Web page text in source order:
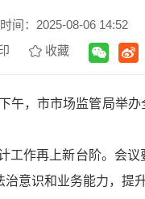
间：2025-08-06 14:52
收藏
，市市场监管局举
作再上新台阶。会
意识和业务能力，提